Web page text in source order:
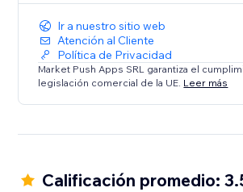
Ir a nuestro sitio web
Atención al Cliente
Política de Privacidad
Market Push Apps SRL garantiza el
legislación comercial de la UE. Leer más
Calificación promedio: